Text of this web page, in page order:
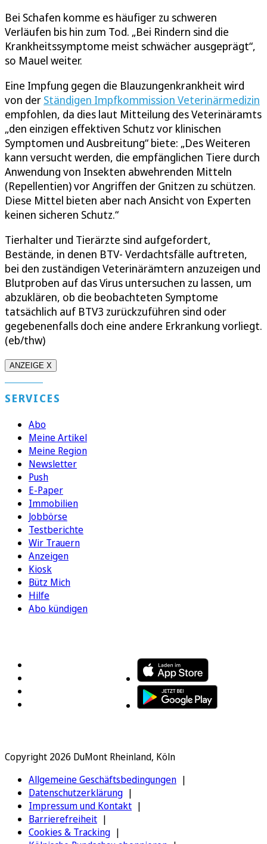
Bei Schafen komme es häufiger zu schweren
Verläufen bis hin zum Tod. „Bei Rindern sind die
Krankheitssymptome meist schwächer ausgeprägt“,
so Mauel weiter.
Eine Impfung gegen die Blauzungenkrankheit wird
von der Ständigen Impfkommission Veterinärmedizin
empfohlen, da dies laut Mitteilung des Veterinäramts
„den einzigen effektiven Schutz vor klinischen
Symptomen und Ausbreitung“ biete: „Des Weiteren
kann versucht werden, die empfänglichen Tiere durch
Anwendung von Insekten abwehrenden Mitteln
(Repellentien) vor Angriffen der Gnitzen zu schützen.
Diese Mittel bieten aber nach Ansicht von Experten
keinen sicheren Schutz.“
Tierhalter und Tierärzte sind aufgefordert,
Bestände, in denen BTV- Verdachtsfälle auftreten,
bei den zuständigen Veterinärämtern anzuzeigen und
Blutproben auf das Virus untersuchen zu lassen, um
abzuklären, ob die beobachteten Symptome
tatsächlich auf BTV3 zurückzuführen sind oder
gegebenenfalls doch eine andere Erkrankung vorliegt.
(eb/thw)
ANZEIGE X
SERVICES
Abo
Meine Artikel
Meine Region
Newsletter
Push
E-Paper
Immobilien
Jobbörse
Testberichte
Wir Trauern
Anzeigen
Kiosk
Bütz Mich
Hilfe
Abo kündigen
Copyright 2026 DuMont Rheinland, Köln
Allgemeine Geschäftsbedingungen
Datenschutzerklärung
Impressum und Kontakt
Barrierefreiheit
Cookies & Tracking